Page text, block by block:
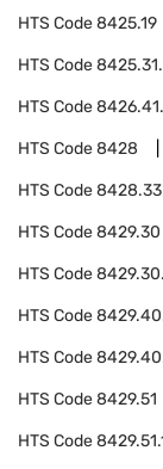
HTS Code8425.19
HTS Code
HTS Code
HTS Code8428
HTS Code8428.33
HTS Code8429.30
HTS Code
HTS Code
HTS Code
HTS Code8429.51
HTS Code